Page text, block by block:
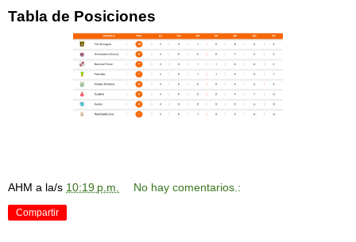
Tabla de Posiciones
AHM a la/s 10:19 p.m. No hay comentarios.:
Compartir